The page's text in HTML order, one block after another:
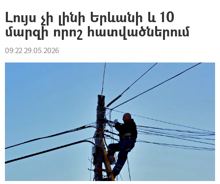
Լույս չի լինի Երևանի և 10
մարզի որոշ հատվածներում
09:22 29.05.2026